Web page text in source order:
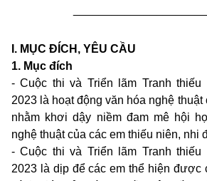
I. MỤC ĐÍCH, YÊU CẦU
1. Mục đích
- Cuộc thi và Triển lãm Tranh thiếu
2023 là hoạt động văn hóa nghệ
nhằm khơi dậy niềm đam mê hội
nghệ thuật của các em thiếu niên, nhi
- Cuộc thi và Triển lãm Tranh thiếu
2023 là dịp để các em thể hiện được